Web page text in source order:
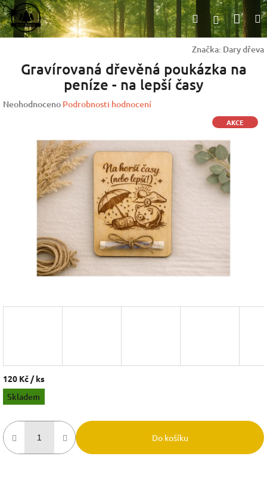
Přejít
na
obsah
HledatPřihlášení
Značka: Dary dřeva
Gravírovaná dřevěná poukázka na
peníze - na lepší časy
Průměrné
hvězdiček.
Neohodnoceno Podrobnosti hodnocení
AKCE
120 Kč / ks
Měrná
cena:
Skladem
Do košíku